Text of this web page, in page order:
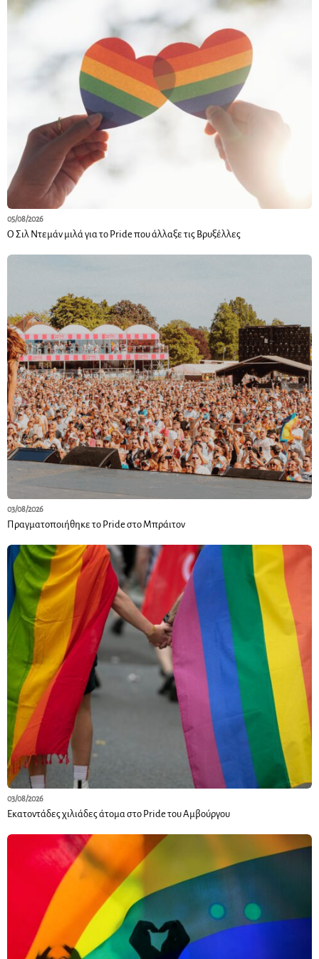
05/08/2026
Ο Σιλ Ντεμάν μιλά για το Pride που άλλαξε τις Βρυξέλλες
03/08/2026
Πραγματοποιήθηκε το Pride στο Μπράιτον
03/08/2026
Εκατοντάδες χιλιάδες άτομα στο Pride του Αμβούργου